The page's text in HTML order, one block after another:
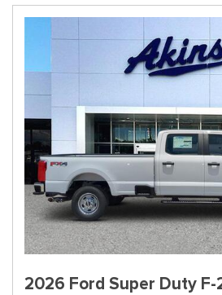
2026 Ford Super Duty F-